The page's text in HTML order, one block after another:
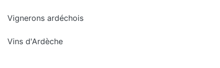
Vignerons ardéchois
Vins d'Ardèche